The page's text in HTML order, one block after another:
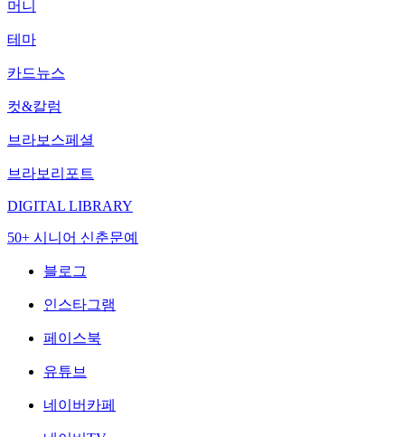
머니
테마
카드뉴스
컷&칼럼
브라보스페셜
브라보리포트
DIGITAL LIBRARY
50+ 시니어 신춘문예
블로그
인스타그램
페이스북
유튜브
네이버카페